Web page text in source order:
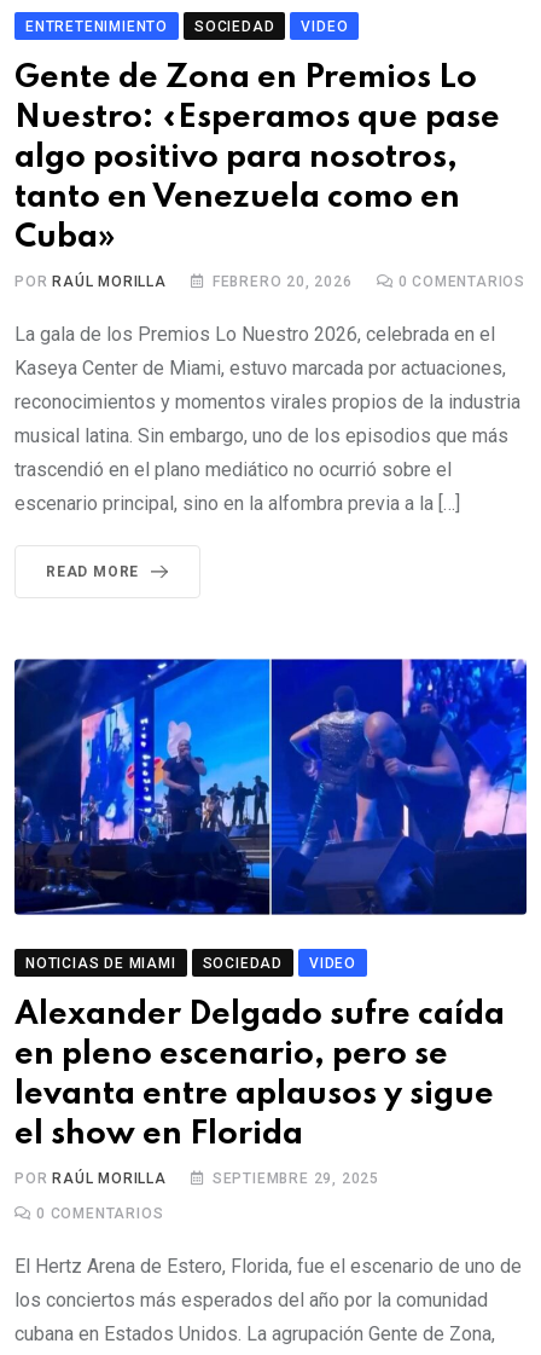
ENTRETENIMIENTO SOCIEDAD VIDEO
Gente de Zona en Premios Lo
Nuestro: «Esperamos que pase
algo positivo para nosotros,
tanto en Venezuela como en
Cuba»
POR RAÚL MORILLA FEBRERO 20, 2026 0 COMENTARIOS
La gala de los Premios Lo Nuestro 2026, celebrada en el
Kaseya Center de Miami, estuvo marcada por actuaciones,
reconocimientos y momentos virales propios de la industria
musical latina. Sin embargo, uno de los episodios que más
trascendió en el plano mediático no ocurrió sobre el
escenario principal, sino en la alfombra previa a la […]
READ MORE
NOTICIAS DE MIAMI SOCIEDAD VIDEO
Alexander Delgado sufre caída
en pleno escenario, pero se
levanta entre aplausos y sigue
el show en Florida
POR RAÚL MORILLA SEPTIEMBRE 29, 2025
0 COMENTARIOS
El Hertz Arena de Estero, Florida, fue el escenario de uno de
los conciertos más esperados del año por la comunidad
cubana en Estados Unidos. La agrupación Gente de Zona,